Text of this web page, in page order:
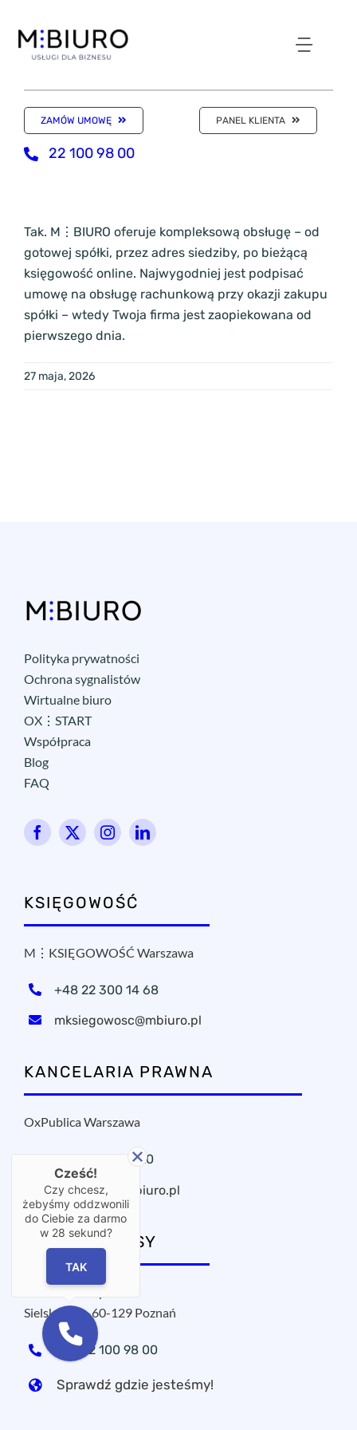
zawartości
ZAMÓW UMOWĘ PANEL KLIENTA
22 100 98 00WIRTUALNE BIURO
KANCELARIA
SKLEP Z USŁUGAMI
Tak. M⋮BIURO oferuje kompleksową obsługę – od
gotowej spółki, przez adres siedziby, po bieżącą
księgowość online. Najwygodniej jest podpisać
umowę na obsługę rachunkową przy okazji zakupu
spółki – wtedy Twoja firma jest zaopiekowana od
pierwszego dnia.
27 maja, 2026
Polityka prywatności
Ochrona sygnalistów
Wirtualne biuro
OX⋮START
Współpraca
Blog
FAQ
KSIĘGOWOŚĆ
M⋮KSIĘGOWOŚĆ Warszawa
+48 22 300 14 68
mksiegowosc@mbiuro.pl
KANCELARIA PRAWNA
OxPublica Warszawa
+48 22 295 11 20
oxpublica@mbiuro.pl
NASZE ADRESY
Sielska 17A, 60-129 Poznań
+48 22 100 98 00
Sprawdź gdzie jesteśmy!
Cześć!
Czy chcesz,
żebyśmy oddzwonili
do Ciebie za darmo
w 28 sekund?
TAK